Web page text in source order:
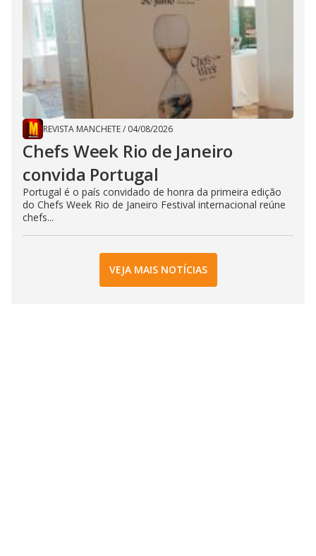
REVISTA MANCHETE/ 04/08/2026
Chefs Week Rio de Janeiro
convida Portugal
Portugal é o país convidado de honra da primeira edição
do Chefs Week Rio de Janeiro Festival internacional reúne
chefs...
VEJA MAIS NOTÍCIAS